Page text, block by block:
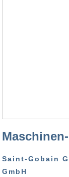
Saint-Gobain
GmbH